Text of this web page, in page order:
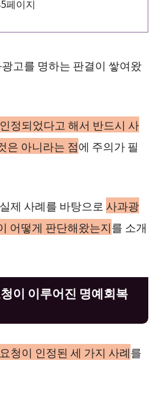
페이지
고를 명하는 판결이 쌓여왔
정되었다고 해서 반드시 사
은 아니라는 점에 주의가 필
제 사례를 바탕으로 사과광
어떻게 판단해왔는지를 소개
이 이루어진 명예회복
청이 인정된 세 가지 사례를